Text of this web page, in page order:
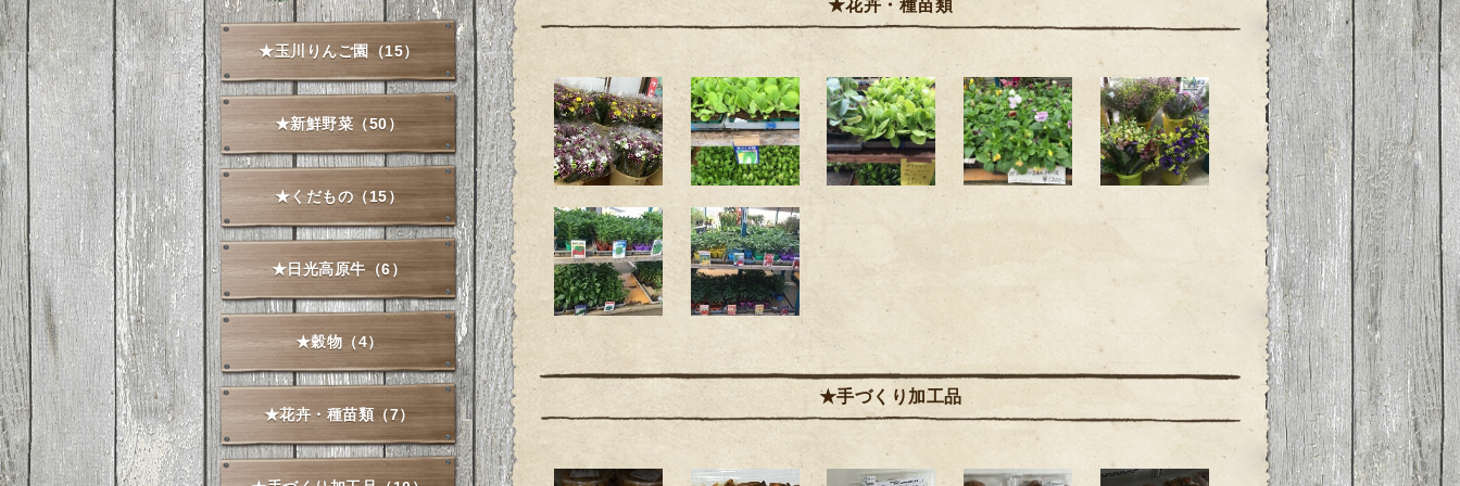
★花卉・種苗類
★手づくり加工品
★玉川りんご園（15）
★新鮮野菜（50）
★くだもの（15）
★日光高原牛（6）
★穀物（4）
★花卉・種苗類（7）